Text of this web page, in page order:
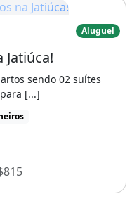
Jatiúca! Aluguel
sendo 02 suítes
[...]